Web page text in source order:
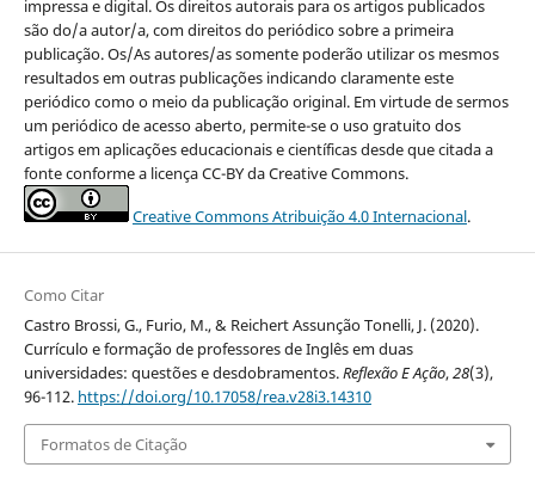
impressa e digital. Os direitos autorais para os artigos publicados
são do/a autor/a, com direitos do periódico sobre a primeira
publicação. Os/As autores/as somente poderão utilizar os mesmos
resultados em outras publicações indicando claramente este
periódico como o meio da publicação original. Em virtude de sermos
um periódico de acesso aberto, permite-se o uso gratuito dos
artigos em aplicações educacionais e científicas desde que citada a
fonte conforme a licença CC-BY da Creative Commons.
Creative Commons Atribuição 4.0 Internacional.
Como Citar
Castro Brossi, G., Furio, M., & Reichert Assunção Tonelli, J. (2020).
Currículo e formação de professores de Inglês em duas
universidades: questões e desdobramentos.Reflexão E Ação,28(3),
96-112. https://doi.org/10.17058/rea.v28i3.14310
Formatos de Citação